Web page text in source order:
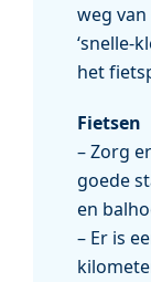
weg
‘snelle-
het
Fietsen
– Zorg
goede
en
– Er is